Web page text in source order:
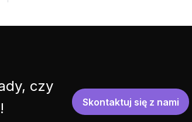
czy
Skontaktuj się z nami